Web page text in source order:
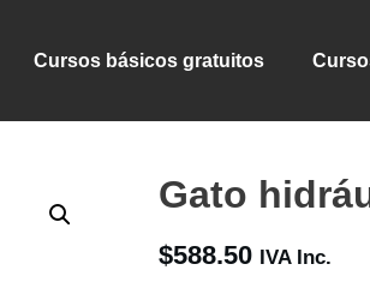
Cursos básicos gratuitos
Gato
$588.50 IVA Inc.